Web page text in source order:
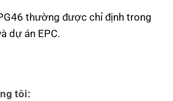
thường được chỉ định trong
dự án EPC.
tôi: